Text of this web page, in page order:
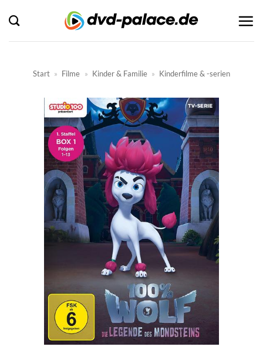
Inhalt
springen
Start » Filme » Kinder & Familie » Kinderfilme & -serien